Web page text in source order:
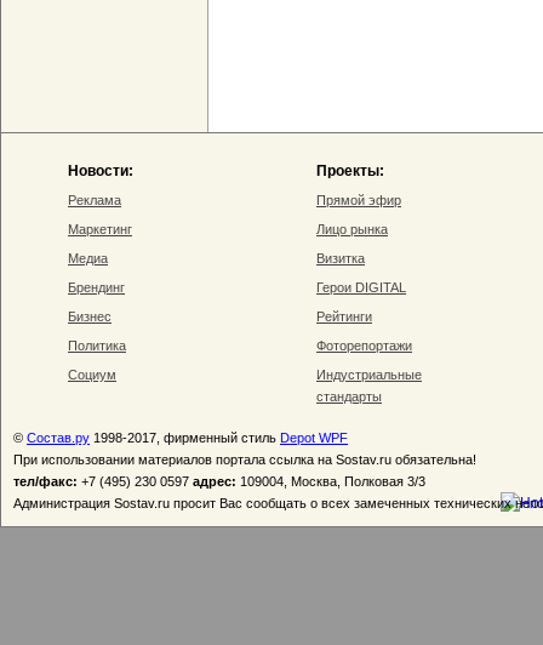
Новости:
Реклама
Маркетинг
Медиа
Брендинг
Бизнес
Политика
Социум
Проекты:
Прямой эфир
Лицо рынка
Визитка
Герои DIGITAL
Рейтинги
Фоторепортажи
Индустриальные
стандарты
© Состав.ру 1998-2017, фирменный стиль Depot WPF
При использовании материалов портала ссылка на Sostav.ru обязательна!
тел/факс: +7 (495) 230 0597 адрес: 109004, Москва, Полковая 3/3
Администрация Sostav.ru просит Вас сообщать о всех замеченных технических